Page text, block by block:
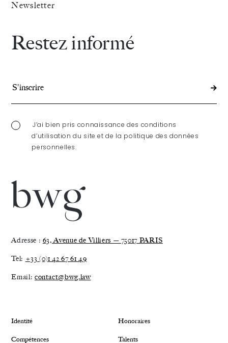
Newsletter
Restez informé
J’ai bien pris connaissance des conditions
d’utilisation du site et de la politique des données
personnelles.
Adresse : 63, Avenue de Villiers — 75017 PARIS
Tel: +33 (0)1 42 67 61 49
Email: contact@bwg.law
Identité
Compétences
Honoraires
Talents